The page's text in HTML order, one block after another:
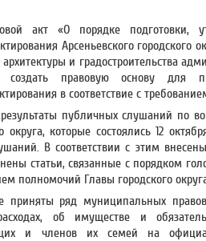
акт «О порядке подготовки,
Арсеньевского
и градостроительства
правовую основу для
в соответствие с
публичных слушаний по
округа, которые состоялись 12
В соответствии с этим
статьи, связанные с порядком
полномочий Главы городского
ряд муниципальных
об имуществе и
и членов их семей на